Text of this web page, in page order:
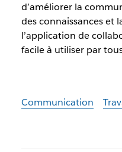
d’améliorer la
des connaissances et
l’application de
facile à utiliser par
Communication